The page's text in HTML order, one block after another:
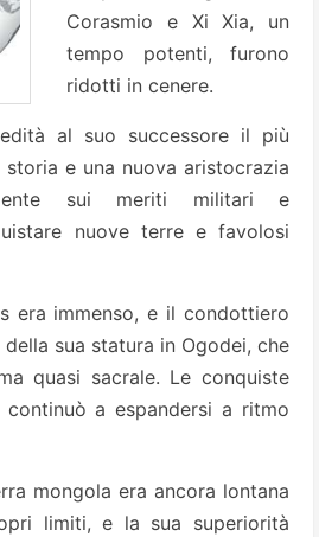
Corasmio e Xi Xia, un
tempo potenti, furono
ridotti in cenere.
al suo successore il più
e una nuova aristocrazia
sui meriti militari e
nuove terre e favolosi
era immenso, e il condottiero
sua statura in Ogodei, che
quasi sacrale. Le conquiste
continuò a espandersi a ritmo
mongola era ancora lontana
limiti, e la sua superiorità